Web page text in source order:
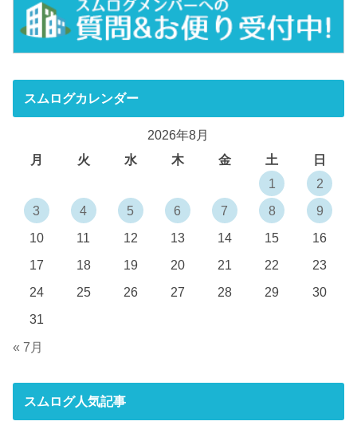
スムログカレンダー
2026年8月
月
火 水 木 金 土
日
1
2
3
4 5 6 7 8
9
10
11 12 13 14 15
16
17
18 19 20 21 22
23
24
25 26 27 28 29
30
31
« 7月
スムログ人気記事